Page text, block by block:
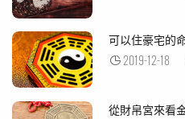
可以住豪宅的
2019-12-18
從財帛宮來看